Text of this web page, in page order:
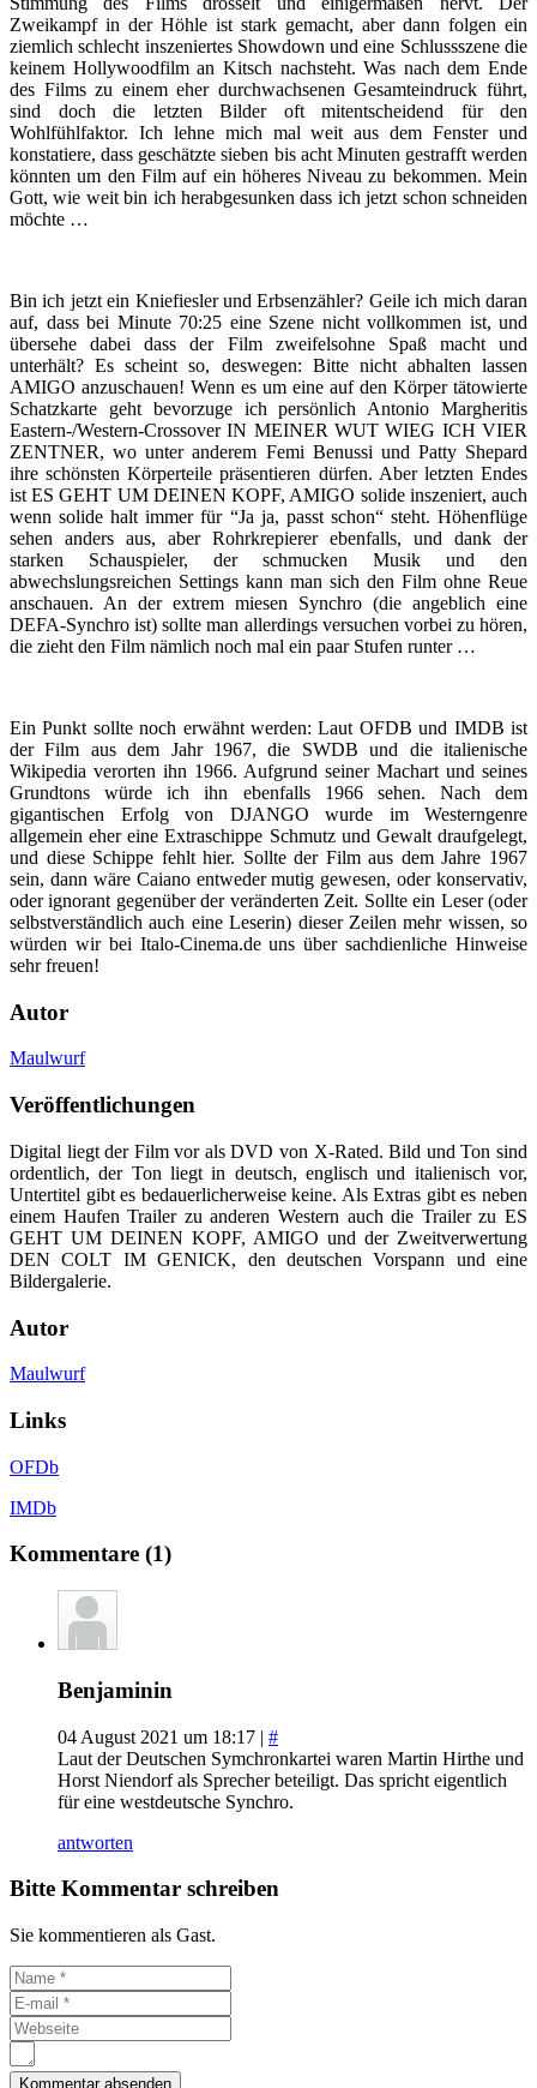
Zweikampf in der Höhle ist stark gemacht, aber dann folgen ein
ziemlich schlecht inszeniertes Showdown und eine Schlussszene die
keinem Hollywoodfilm an Kitsch nachsteht. Was nach dem Ende
des Films zu einem eher durchwachsenen Gesamteindruck führt,
sind doch die letzten Bilder oft mitentscheidend für den
Wohlfühlfaktor. Ich lehne mich mal weit aus dem Fenster und
konstatiere, dass geschätzte sieben bis acht Minuten gestrafft werden
könnten um den Film auf ein höheres Niveau zu bekommen. Mein
Gott, wie weit bin ich herabgesunken dass ich jetzt schon schneiden
möchte …
Bin ich jetzt ein Kniefiesler und Erbsenzähler? Geile ich mich daran
auf, dass bei Minute 70:25 eine Szene nicht vollkommen ist, und
übersehe dabei dass der Film zweifelsohne Spaß macht und
unterhält? Es scheint so, deswegen: Bitte nicht abhalten lassen
AMIGO anzuschauen! Wenn es um eine auf den Körper tätowierte
Schatzkarte geht bevorzuge ich persönlich Antonio Margheritis
Eastern-/Western-Crossover IN MEINER WUT WIEG ICH VIER
ZENTNER, wo unter anderem Femi Benussi und Patty Shepard
ihre schönsten Körperteile präsentieren dürfen. Aber letzten Endes
ist ES GEHT UM DEINEN KOPF, AMIGO solide inszeniert, auch
wenn solide halt immer für “Ja ja, passt schon“ steht. Höhenflüge
sehen anders aus, aber Rohrkrepierer ebenfalls, und dank der
starken Schauspieler, der schmucken Musik und den
abwechslungsreichen Settings kann man sich den Film ohne Reue
anschauen. An der extrem miesen Synchro (die angeblich eine
DEFA-Synchro ist) sollte man allerdings versuchen vorbei zu hören,
die zieht den Film nämlich noch mal ein paar Stufen runter …
Ein Punkt sollte noch erwähnt werden: Laut OFDB und IMDB ist
der Film aus dem Jahr 1967, die SWDB und die italienische
Wikipedia verorten ihn 1966. Aufgrund seiner Machart und seines
Grundtons würde ich ihn ebenfalls 1966 sehen. Nach dem
gigantischen Erfolg von DJANGO wurde im Westerngenre
allgemein eher eine Extraschippe Schmutz und Gewalt draufgelegt,
und diese Schippe fehlt hier. Sollte der Film aus dem Jahre 1967
sein, dann wäre Caiano entweder mutig gewesen, oder konservativ,
oder ignorant gegenüber der veränderten Zeit. Sollte ein Leser (oder
selbstverständlich auch eine Leserin) dieser Zeilen mehr wissen, so
würden wir bei Italo-Cinema.de uns über sachdienliche Hinweise
sehr freuen!
Autor
Maulwurf
Veröffentlichungen
Digital liegt der Film vor als DVD von X-Rated. Bild und Ton sind
ordentlich, der Ton liegt in deutsch, englisch und italienisch vor,
Untertitel gibt es bedauerlicherweise keine. Als Extras gibt es neben
einem Haufen Trailer zu anderen Western auch die Trailer zu ES
GEHT UM DEINEN KOPF, AMIGO und der Zweitverwertung
DEN COLT IM GENICK, den deutschen Vorspann und eine
Bildergalerie.
Autor
Maulwurf
Links
OFDb
IMDb
Kommentare (1)
Benjaminin
04 August 2021 um 18:17 | #
Laut der Deutschen Symchronkartei waren Martin Hirthe und
Horst Niendorf als Sprecher beteiligt. Das spricht eigentlich
für eine westdeutsche Synchro.
antworten
Bitte Kommentar schreiben
Sie kommentieren als Gast.